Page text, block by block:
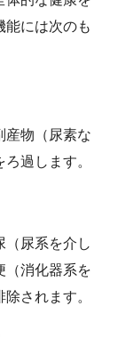
能には次のも
産物（尿素な
過します。
尿系を介し
（消化器系を
されます。